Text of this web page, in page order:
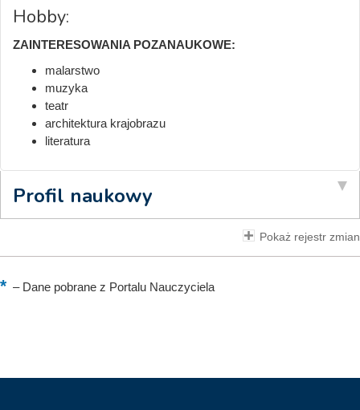
Hobby:
ZAINTERESOWANIA POZANAUKOWE:
malarstwo
muzyka
teatr
architektura krajobrazu
literatura
Profil naukowy
Pokaż rejestr zmian
–Dane pobrane z Portalu Nauczyciela